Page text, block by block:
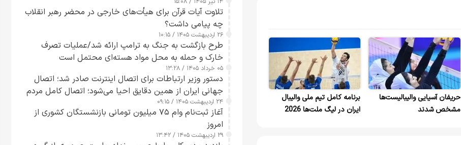
حریفان آسیایی والیبالیست‌ها
مشخص شدند
برنامه کامل تیم ملی والیبال
ایران در لیگ ملت‌ها 2026
تلاوت آیات قرآن برای هیأت‌های خارجی در محضر رهبر انقلاب
چه پیامی داشت؟
۲۶ اردیبهشت ۱۴۰۵ / ۱۰:۱۵
طرح‌ بازگشت به جنگ به ترامپ ارائه شد/عملیات تصرف
خارک و حمله به محل مواد هسته‌ای محتمل است
۰۵ خرداد ۱۴۰۵ / ۱۳:۲۸
دستور وزیر ارتباطات برای اتصال اینترنت صادر شد؛ اتصال
جهانی ایران از همین دقایق احیا می‌شود؛ اتصال کامل مردم
تا ۲۴ ساعت آینده
۲۴ اردیبهشت ۱۴۰۵ / ۰۹:۱۵
آغاز ثبت‌نام وام ۷۵ میلیون تومانی بازنشستگان کشوری از
امروز
۲۹ اردیبهشت ۱۴۰۵ / ۱۳:۴۲